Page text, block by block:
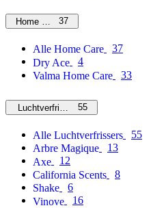
Home Care37
Alle Home Care
37
Dry Ace
4
Valma Home Care
33
Luchtverfrissers55
Alle Luchtverfrissers
55
Arbre Magique
13
Axe
12
California Scents
8
Shake
6
Vinove
16